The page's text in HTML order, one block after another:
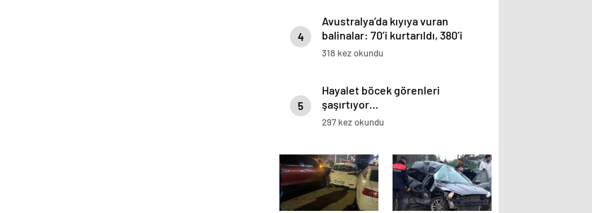
4
Avustralya’da kıyıya vuran
balinalar: 70’i kurtarıldı, 380’i
öldü
318 kez okundu
5
Hayalet böcek görenleri
şaşırtıyor…
297 kez okundu